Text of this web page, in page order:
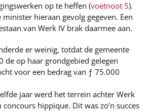
op te heffen (voetnoot 5).
hieraan gevolg gegeven. Een
van Werk IV brak daarmee aan.
er weinig, totdat de gemeente
de op haar grondgebied gelegen
voor een bedrag van ƒ 75.000
jaar werd het terrein achter Werk
concours hippique. Dit was zo’n succes